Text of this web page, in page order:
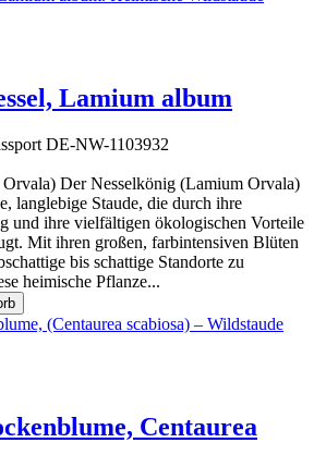
Lamium album
DE-NW-1103932
Der Nesselkönig (Lamium Orvala)
langlebige Staude, die durch ihre
und ihre vielfältigen ökologischen Vorteile
Mit ihren großen, farbintensiven Blüten
bis schattige Standorte zu
heimische Pflanze...
Centaurea